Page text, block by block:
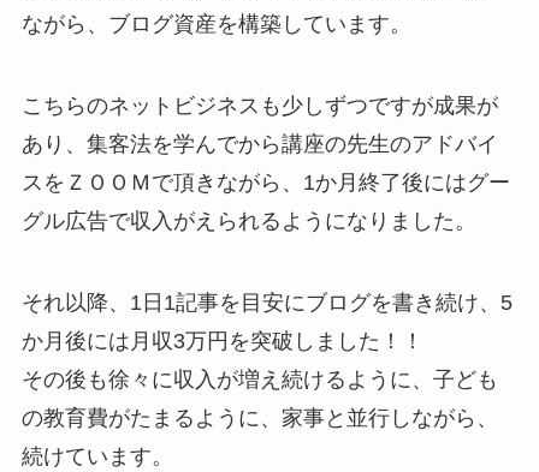
ながら、ブログ資産を構築しています。
こちらのネットビジネスも少しずつですが成果が
あり、集客法を学んでから講座の先生のアドバイ
スをＺＯＯＭで頂きながら、1か月終了後にはグー
グル広告で収入がえられるようになりました。
それ以降、1日1記事を目安にブログを書き続け、5
か月後には月収3万円を突破しました！！
その後も徐々に収入が増え続けるように、子ども
の教育費がたまるように、家事と並行しながら、
続けています。